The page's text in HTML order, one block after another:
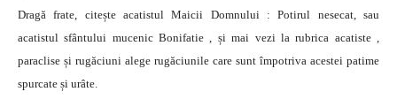
Dragă frate, citește acatistul Maicii Domnului : Potirul nesecat, sau
acatistul sfântului mucenic Bonifatie , și mai vezi la rubrica acatiste ,
paraclise și rugăciuni alege rugăciunile care sunt împotriva acestei patime
spurcate și urâte.